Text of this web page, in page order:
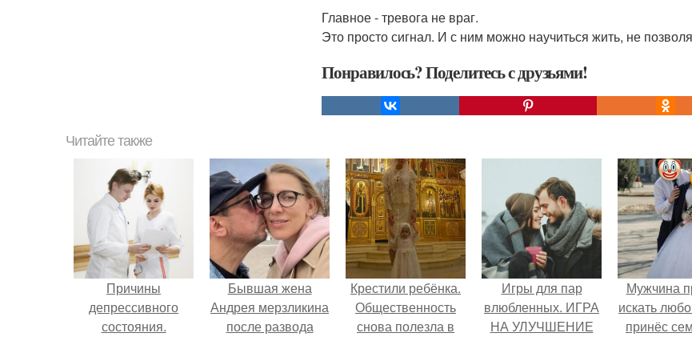
Главное - тревога не враг.
Это просто сигнал. И с ним можно научиться жить, не
Понравилось? Поделитесь с друзьями!
Читайте также
Причины
депрессивного
состояния.
Бывшая жена
Андрея мерзликина
после развода
Крестили ребёнка.
Общественность
снова полезла в
Игры для пар
влюбленных. ИГРА
НА УЛУЧШЕНИЕ
Мужчина
искать
принёс